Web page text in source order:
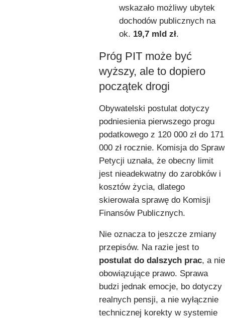
wskazało możliwy ubytek
dochodów publicznych na
ok. 19,7 mld zł.
Próg PIT może być
wyższy, ale to dopiero
początek drogi
Obywatelski postulat dotyczy
podniesienia pierwszego progu
podatkowego z 120 000 zł do 171
000 zł rocznie. Komisja do Spraw
Petycji uznała, że obecny limit
jest nieadekwatny do zarobków i
kosztów życia, dlatego
skierowała sprawę do Komisji
Finansów Publicznych.
Nie oznacza to jeszcze zmiany
przepisów. Na razie jest to
postulat do dalszych prac, a nie
obowiązujące prawo. Sprawa
budzi jednak emocje, bo dotyczy
realnych pensji, a nie wyłącznie
technicznej korekty w systemie